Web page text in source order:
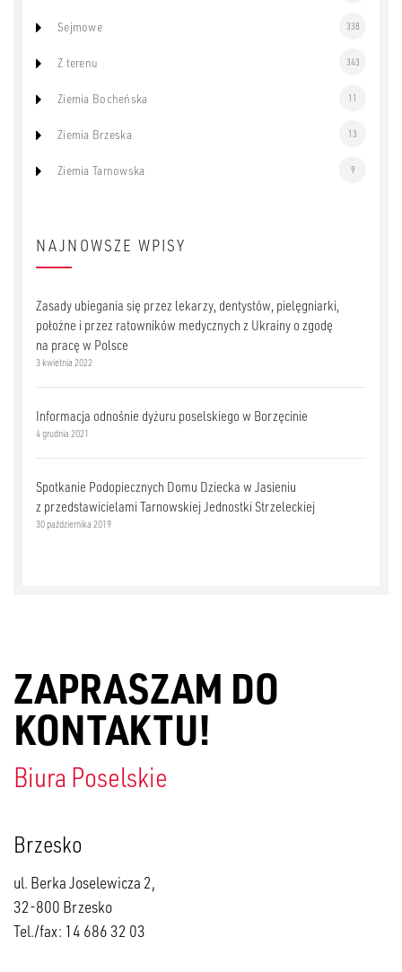
Sejmowe 338
Z terenu 343
Ziemia Bocheńska 11
Ziemia Brzeska 13
Ziemia Tarnowska 9
NAJNOWSZE WPISY
Zasady ubiegania się przez lekarzy, dentystów, pielęgniarki,
położne i przez ratowników medycznych z Ukrainy o zgodę
na pracę w Polsce
3 kwietnia 2022
Informacja odnośnie dyżuru poselskiego w Borzęcinie
4 grudnia 2021
Spotkanie Podopiecznych Domu Dziecka w Jasieniu
z przedstawicielami Tarnowskiej Jednostki Strzeleckiej
30 października 2019
ZAPRASZAM DO
KONTAKTU!
Biura Poselskie
Brzesko
ul. Berka Joselewicza 2,
32-800 Brzesko
Tel./fax: 14 686 32 03